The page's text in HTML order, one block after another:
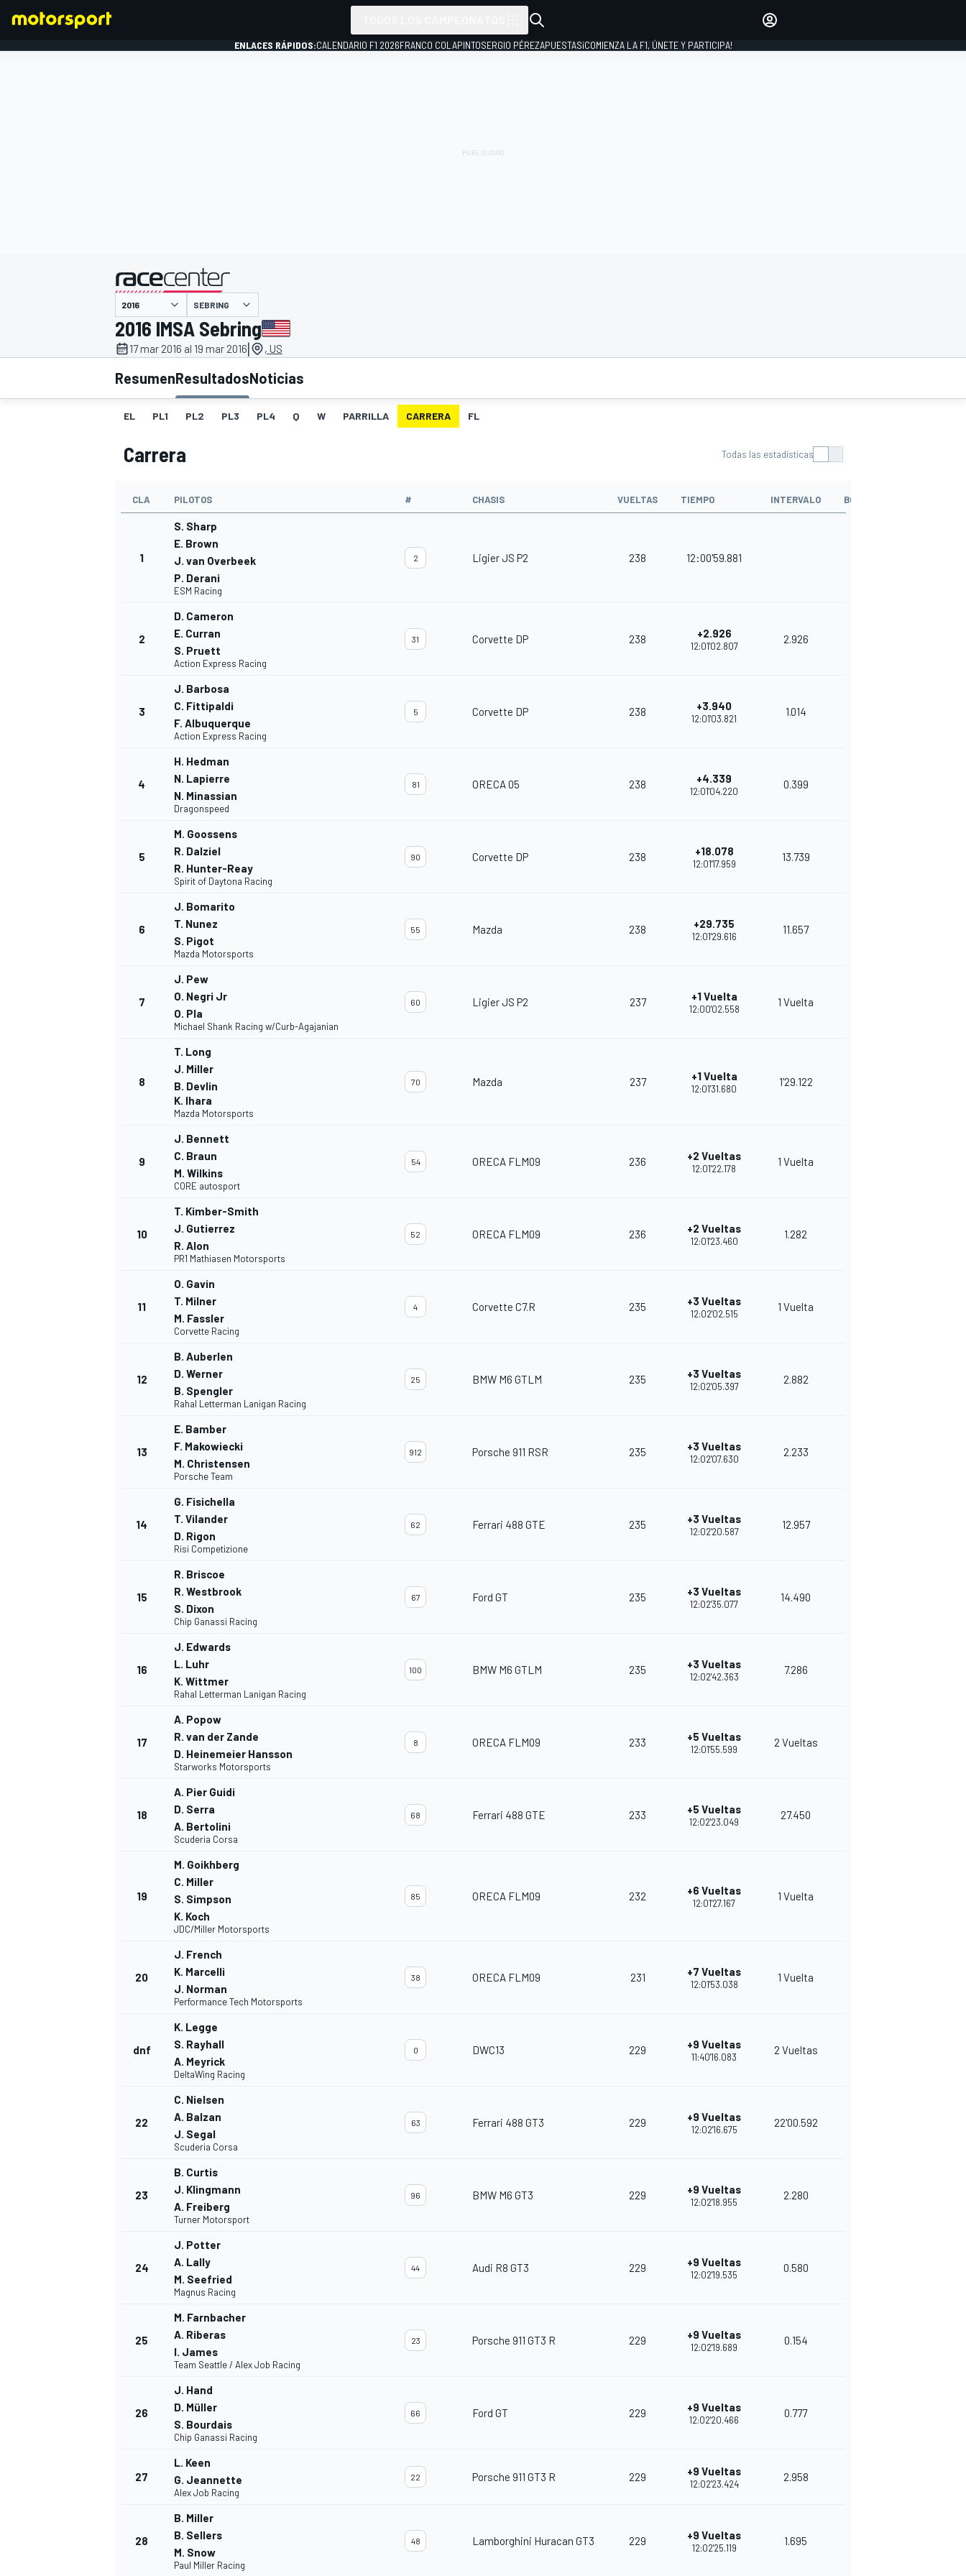
INDYCAR
MOTOGP
MÁS CATEGORÍAS
INICIAR SESIÓN
ENLACES RÁPIDOS:CALENDARIO F1 2026FRANCO COLAPINTOSERGIO PÉREZAPUESTAS¡COMIENZA LA F1, ÚNETE Y PARTICIPA!
presentado por
SEBRING
2016 IMSA Sebring
17 mar 2016 al 19 mar 2016| , US
ResumenResultadosNoticias
EL PL1 PL2 PL3 PL4 Q W PARRILLA CARRERA FL
Carrera Todas las estadísticas
CLA PILOTOS # CHASIS VUELTAS TIEMPO INTERVALO BOXES
1
S. Sharp
E. Brown
J. van Overbeek
P. Derani
ESM Racing
2 Ligier JS P2 238 12:00'59.881
2
D. Cameron
E. Curran
S. Pruett
Action Express Racing
31 Corvette DP 238 +2.926
12:01'02.807
2.926
3
J. Barbosa
C. Fittipaldi
F. Albuquerque
Action Express Racing
5 Corvette DP 238 +3.940
12:01'03.821
1.014
4
H. Hedman
N. Lapierre
N. Minassian
Dragonspeed
81 ORECA 05 238 +4.339
12:01'04.220
0.399
5
M. Goossens
R. Dalziel
R. Hunter-Reay
Spirit of Daytona Racing
90 Corvette DP 238 +18.078
12:01'17.959
13.739
6
J. Bomarito
T. Nunez
S. Pigot
Mazda Motorsports
55 Mazda 238 +29.735
12:01'29.616
11.657
7
J. Pew
O. Negri Jr
O. Pla
Michael Shank Racing w/Curb-Agajanian
60 Ligier JS P2 237 +1 Vuelta
12:00'02.558
1 Vuelta
8
T. Long
J. Miller
B. Devlin
K. Ihara
Mazda Motorsports
70 Mazda 237 +1 Vuelta
12:01'31.680
1'29.122
9
J. Bennett
C. Braun
M. Wilkins
CORE autosport
54 ORECA FLM09 236 +2 Vueltas
12:01'22.178
1 Vuelta
10
T. Kimber-Smith
J. Gutierrez
R. Alon
PR1 Mathiasen Motorsports
52 ORECA FLM09 236 +2 Vueltas
12:01'23.460
1.282
11
O. Gavin
T. Milner
M. Fassler
Corvette Racing
4 Corvette C7.R 235 +3 Vueltas
12:02'02.515
1 Vuelta
12
B. Auberlen
D. Werner
B. Spengler
Rahal Letterman Lanigan Racing
25 BMW M6 GTLM 235 +3 Vueltas
12:02'05.397
2.882
13
E. Bamber
F. Makowiecki
M. Christensen
Porsche Team
912 Porsche 911 RSR 235 +3 Vueltas
12:02'07.630
2.233
14
G. Fisichella
T. Vilander
D. Rigon
Risi Competizione
62 Ferrari 488 GTE 235 +3 Vueltas
12:02'20.587
12.957
15
R. Briscoe
R. Westbrook
S. Dixon
Chip Ganassi Racing
67 Ford GT 235 +3 Vueltas
12:02'35.077
14.490
16
J. Edwards
L. Luhr
K. Wittmer
Rahal Letterman Lanigan Racing
100 BMW M6 GTLM 235 +3 Vueltas
12:02'42.363
7.286
17
A. Popow
R. van der Zande
D. Heinemeier Hansson
Starworks Motorsports
8 ORECA FLM09 233 +5 Vueltas
12:01'55.599
2 Vueltas
18
A. Pier Guidi
D. Serra
A. Bertolini
Scuderia Corsa
68 Ferrari 488 GTE 233 +5 Vueltas
12:02'23.049
27.450
19
M. Goikhberg
C. Miller
S. Simpson
K. Koch
JDC/Miller Motorsports
85 ORECA FLM09 232 +6 Vueltas
12:01'27.167
1 Vuelta
20
J. French
K. Marcelli
J. Norman
Performance Tech Motorsports
38 ORECA FLM09 231 +7 Vueltas
12:01'53.038
1 Vuelta
dnf
K. Legge
S. Rayhall
A. Meyrick
DeltaWing Racing
0 DWC13 229 +9 Vueltas
11:40'16.083
2 Vueltas
22
C. Nielsen
A. Balzan
J. Segal
Scuderia Corsa
63 Ferrari 488 GT3 229 +9 Vueltas
12:02'16.675
22'00.592
23
B. Curtis
J. Klingmann
A. Freiberg
Turner Motorsport
96 BMW M6 GT3 229 +9 Vueltas
12:02'18.955
2.280
24
J. Potter
A. Lally
M. Seefried
Magnus Racing
44 Audi R8 GT3 229 +9 Vueltas
12:02'19.535
0.580
25
M. Farnbacher
A. Riberas
I. James
Team Seattle / Alex Job Racing
23 Porsche 911 GT3 R 229 +9 Vueltas
12:02'19.689
0.154
26
J. Hand
D. Müller
S. Bourdais
Chip Ganassi Racing
66 Ford GT 229 +9 Vueltas
12:02'20.466
0.777
27
L. Keen
G. Jeannette
Alex Job Racing
22 Porsche 911 GT3 R 229 +9 Vueltas
12:02'23.424
2.958
28
B. Miller
B. Sellers
M. Snow
Paul Miller Racing
48 Lamborghini Huracan GT3 229 +9 Vueltas
12:02'25.119
1.695